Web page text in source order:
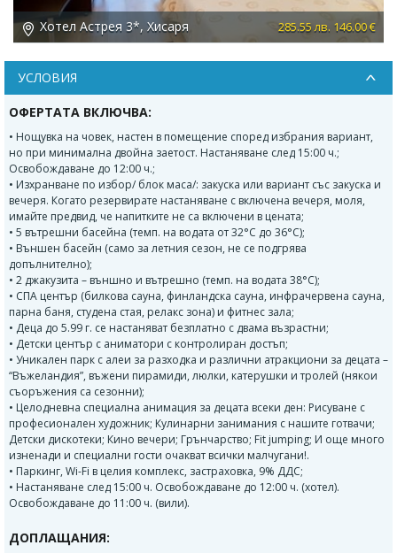
Хотел Астрея 3*, Хисаря 285.55 лв. 146.00 €
Previous Next
УСЛОВИЯ
ОФЕРТАТА ВКЛЮЧВА:
• Нощувка на човек, настен в помещение според избрания вариант,
но при минимална двойна заетост. Настаняване след 15:00 ч.;
Освобождаване до 12:00 ч.;
• Изхранване по избор/ блок маса/: закуска или вариант със закуска и
вечеря. Когато резервирате настаняване с включена вечеря, моля,
имайте предвид, че напитките не са включени в цената;
• 5 вътрешни басейна (темп. на водата от 32°C до 36°C);
• Външен басейн (само за летния сезон, не се подгрява
допълнително);
• 2 джакузита – външно и вътрешно (темп. на водата 38°C);
• СПА център (билкова сауна, финландска сауна, инфрачервена сауна,
парна баня, студена стая, релакс зона) и фитнес зала;
• Деца до 5.99 г. се настаняват безплатно с двама възрастни;
• Детски център с аниматори с контролиран достъп;
• Уникален парк с алеи за разходка и различни атракциони за децата –
“Въжеландия”, въжени пирамиди, люлки, катерушки и тролей (някои
съоръжения са сезонни);
• Целодневна специална анимация за децата всеки ден: Рисуване с
професионален художник; Кулинарни занимания с нашите готвачи;
Детски дискотеки; Кино вечери; Грънчарство; Fit jumping; И още много
изненади и специални гости очакват всички малчугани!.
• Паркинг, Wi-Fi в целия комплекс, застраховка, 9% ДДС;
• Настаняване след 15:00 ч. Освобождаване до 12:00 ч. (хотел).
Освобождаване до 11:00 ч. (вили).
ДОПЛАЩАНИЯ: